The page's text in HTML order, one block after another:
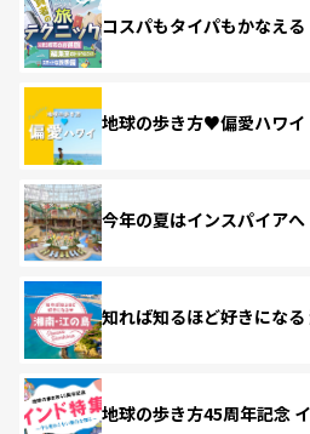
コスパもタイパもかなえ
地球の歩き方♥偏愛ハワイ
今年の夏はインスパイアへ
知れば知るほど好きにな
地球の歩き方45周年記念